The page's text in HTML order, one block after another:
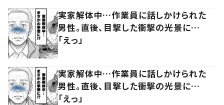
実家解体中…作業員に話しかけられた
男性。直後、目撃した衝撃の光景に…
「えっ」
実家解体中…作業員に話しかけられた
男性。直後、目撃した衝撃の光景に…
「えっ」